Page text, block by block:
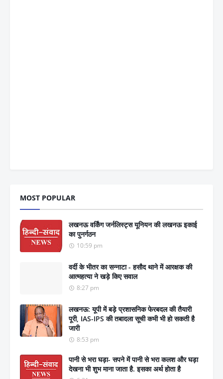
MOST POPULAR
लखनऊ वर्किंग जर्नलिस्ट्स यूनियन की लखनऊ इकाई
का पुनर्गठन
10:59 pm
वर्दी के भीतर का सन्नाटा - हसौद थाने में आरक्षक की
आत्महत्या ने खड़े किए सवाल
8:27 pm
लखनऊ: यूपी में बड़े प्रशासनिक फेरबदल की तैयारी
पूरी, IAS-IPS की तबादला सूची कभी भी हो सकती है
जारी
8:53 pm
पानी से भरा घड़ा- सपने में पानी से भरा कलश और घड़ा
देखना भी शुभ माना जाता है. इसका अर्थ होता है